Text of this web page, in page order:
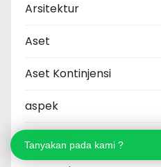
Arsitektur
Aset
Aset Kontinjensi
aspek
Assisted
Tanyakan pada kami ?